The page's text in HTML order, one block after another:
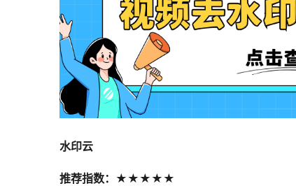
水印云
推荐指数：★★★★★